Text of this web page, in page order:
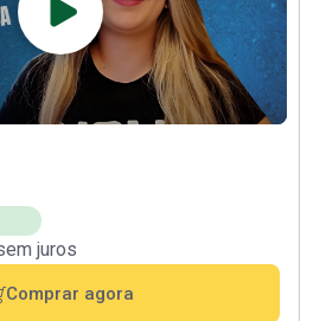
juros
Comprar agora